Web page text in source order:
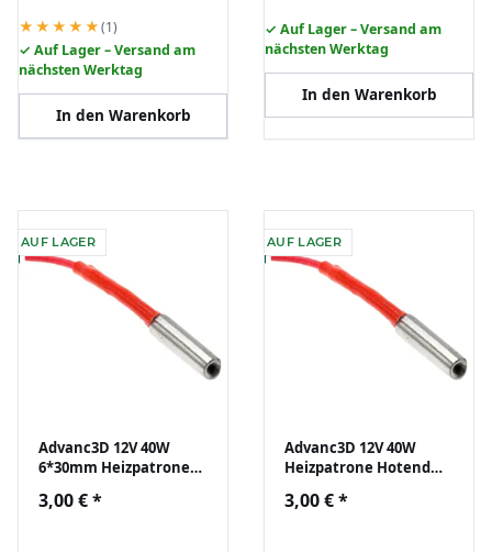
★★★★★(1)
✓ Auf Lager – Versand am
nächsten Werktag
In den Warenkorb
✓ Auf Lager – Versand am
nächsten Werktag
In den Warenkorb
AUF LAGER
Advanc3D 12V 40W
6*30mm Heizpatrone
Keramik RepRap 3D
3,00 €*
AUF LAGER
Advanc3D 12V 40W
Heizpatrone Hotend
Keramik RepRap 3D
3,00 €*